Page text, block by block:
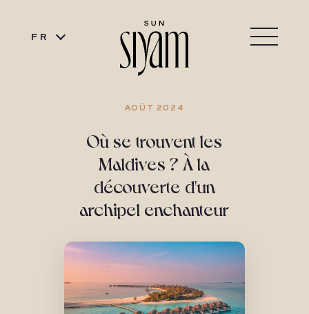
FR
AOÛT 2024
Où se trouvent les
Maldives ? À la
découverte d'un
archipel enchanteur